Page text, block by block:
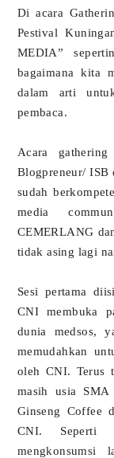
Di acara
Pestival
MEDIA”
bagaimana kita
dalam arti
pembaca.
Acara
Blogpreneur/ ISB
sudah
media
CEMERLANG
tidak asing lagi
Sesi pertama
CNI membuka
dunia medsos,
memudahkan
oleh CNI. Terus
masih usia
Ginseng Coffee
CNI. Seperti
mengkonsumsi